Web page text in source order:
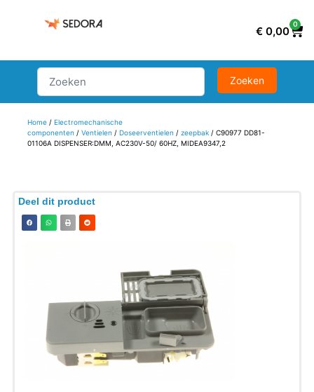
€ 0,00
0
Home/ Electromechanische
componenten / Ventielen / Doseerventielen / zeepbak/ C90977 DD81-
01106A DISPENSER:DMM, AC230V-50/ 60HZ, MIDEA9347,2
Deel dit product